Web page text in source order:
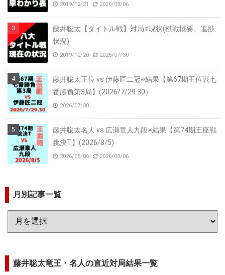
2019/12/21 2026/08/06
藤井聡太【タイトル戦】対局※現状(棋戦概要、進捗
状況)
2019/12/20 2026/07/30
藤井聡太王位 vs 伊藤匠二冠※結果【第67期王位戦七
番勝負第3局】(2026/7/29.30）
2026/07/30
藤井聡太名人 vs 広瀬章人九段※結果【第74期王座戦
挑決T】(2026/8/5)
2026/08/06 2026/08/06
月別記事一覧
藤井聡太竜王・名人の直近対局結果一覧